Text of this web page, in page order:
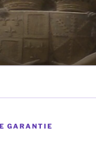
GARANTIE